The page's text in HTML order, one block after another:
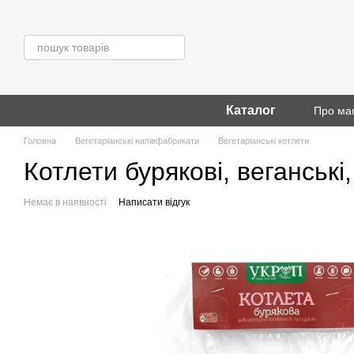
Каталог Про
Головна Вегетаріанські напівфабрикати Вегетаріанські котлети
Котлети бурякові,
Немає в наявності Написати відгук